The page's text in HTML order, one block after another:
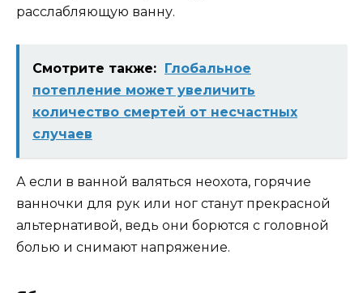
расслабляющую ванну.
Смотрите также:
Глобальное
потепление может увеличить
количество смертей от несчастных
случаев
А если в ванной валяться неохота, горячие
ванночки для рук или ног станут прекрасной
альтернативой, ведь они борются с головной
болью и снимают напряжение.